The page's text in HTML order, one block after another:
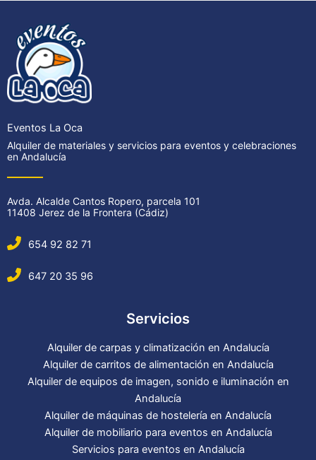
Eventos La Oca
Alquiler de materiales y servicios para eventos y celebraciones
en Andalucía
Avda. Alcalde Cantos Ropero, parcela 101
11408 Jerez de la Frontera (Cádiz)
654 92 82 71
647 20 35 96
Servicios
Alquiler de carpas y climatización en Andalucía
Alquiler de carritos de alimentación en Andalucía
Alquiler de equipos de imagen, sonido e iluminación en
Andalucía
Alquiler de máquinas de hostelería en Andalucía
Alquiler de mobiliario para eventos en Andalucía
Servicios para eventos en Andalucía